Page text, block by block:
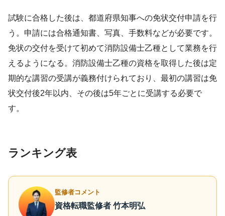
試験に合格した後は、都道府県知事への免状交付申請を行
う。申請には合格通知書、写真、手数料などが必要です。
免状の交付を受けて初めて消防設備士乙種として業務を行
えるようになる。消防設備士乙種の資格を取得した後は定
期的な講習の受講が義務付けられており、最初の講習は免
状交付後2年以内、その後は5年ごとに受講する必要で
す。
ランキング表
監修者コメント
資格転職監修者 竹本明弘